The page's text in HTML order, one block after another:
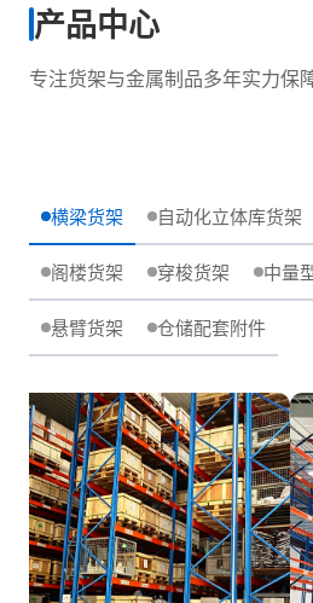
产品中心
专注货架与金属制品多年实力保
横梁货架 自动化立体库货架
阁楼货架 穿梭货架 中量
悬臂货架 仓储配套附件